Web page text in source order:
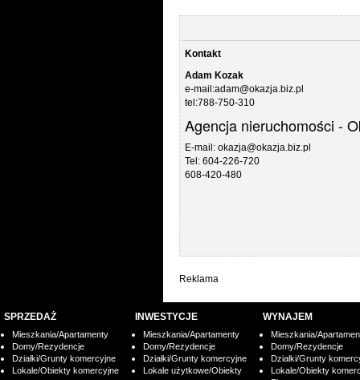
Kontakt
Adam Kozak
e-mail:adam@okazja.biz.pl
tel:788-750-310
Agencja nieruchomości -
E-mail: okazja@okazja.biz.pl
Tel: 604-226-720
608-420-480
Reklama
SPRZEDAŻ
Mieszkania/Apartamenty
Domy/Rezydencje
Działki/Grunty komercyjne
Lokale/Obiekty komercyjne
INWESTYCJE
Mieszkania/Apartamenty
Domy/Rezydencje
Działki/Grunty komercyjne
Lokale użytkowe/Obiekty
WYNAJEM
Mieszkania/
Domy/Rezydencje
Działki/Grunty
Lokale/Obiekty